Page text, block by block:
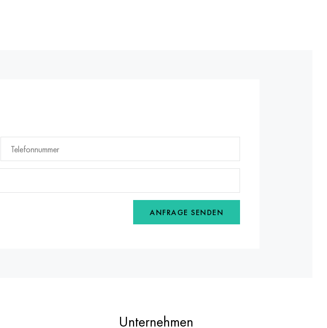
ANFRAGE SENDEN
Unternehmen